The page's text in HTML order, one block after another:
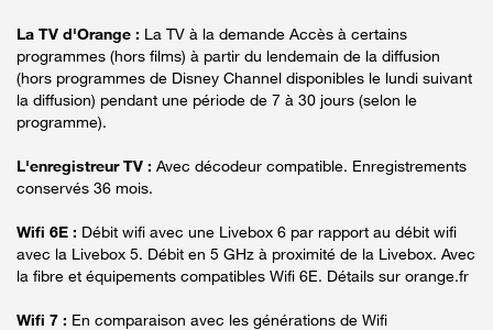
La TV d'Orange : La TV à la demande Accès à certains
programmes (hors films) à partir du lendemain de la diffusion
(hors programmes de Disney Channel disponibles le lundi suivant
la diffusion) pendant une période de 7 à 30 jours (selon le
programme).
L'enregistreur TV : Avec décodeur compatible. Enregistrements
conservés 36 mois.
Wifi 6E : Débit wifi avec une Livebox 6 par rapport au débit wifi
avec la Livebox 5. Débit en 5 GHz à proximité de la Livebox. Avec
la fibre et équipements compatibles Wifi 6E. Détails sur orange.fr
Wifi 7 : En comparaison avec les générations de Wifi